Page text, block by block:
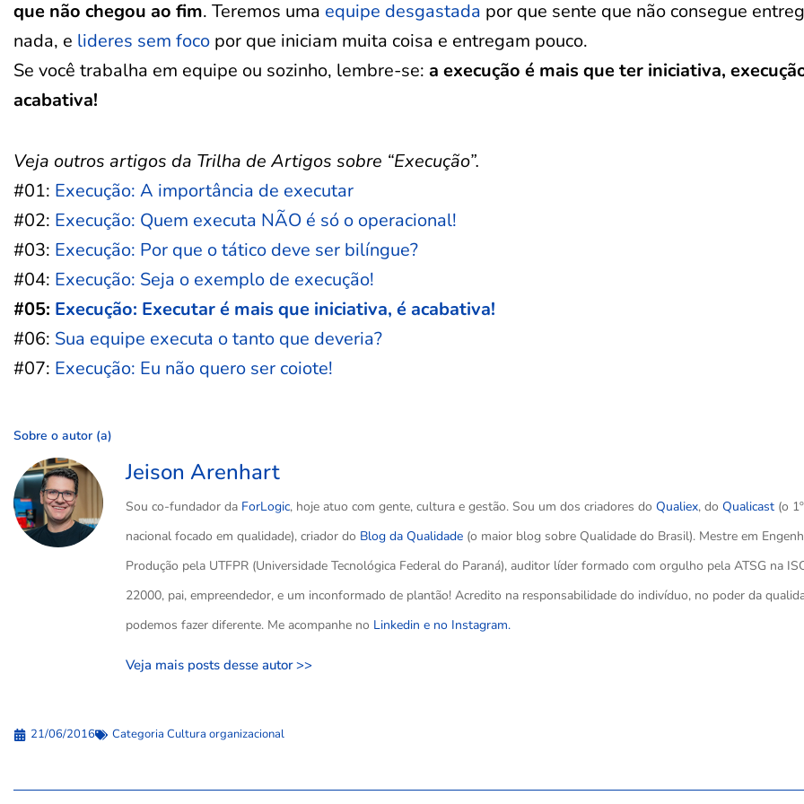
que não chegou ao fim. Teremos uma equipe desgastada por que sente que não consegue
nada, e lideres sem foco por que iniciam muita coisa e entregam pouco.
Se você trabalha em equipe ou sozinho, lembre-se: a execução é mais que ter iniciativa,
acabativa!
Veja outros artigos da Trilha de Artigos sobre “Execução”.
#01: Execução: A importância de executar
#02: Execução: Quem executa NÃO é só o operacional!
#03: Execução: Por que o tático deve ser bilíngue?
#04: Execução: Seja o exemplo de execução!
#05: Execução: Executar é mais que iniciativa, é acabativa!
#06: Sua equipe executa o tanto que deveria?
#07: Execução: Eu não quero ser coiote!
Sobre o autor (a)
Jeison Arenhart
Sou co-fundador da ForLogic, hoje atuo com gente, cultura e gestão. Sou um dos criadores do Qualiex, do Qualicast (o
nacional focado em qualidade), criador do Blog da Qualidade (o maior blog sobre Qualidade do Brasil). Mestre em
Produção pela UTFPR (Universidade Tecnológica Federal do Paraná), auditor líder formado com orgulho pela ATSG na
22000, pai, empreendedor, e um inconformado de plantão! Acredito na responsabilidade do indivíduo, no poder da
podemos fazer diferente. Me acompanhe no Linkedin e no Instagram.
Veja mais posts desse autor >>
21/06/2016 Categoria Cultura organizacional